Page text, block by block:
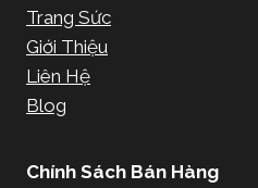
Trang Sức
Giới Thiệu
Liên Hệ
Blog
Chính Sách Bán Hàng